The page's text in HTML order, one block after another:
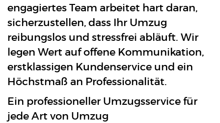
engagiertes Team arbeitet hart daran,
sicherzustellen, dass Ihr Umzug
reibungslos und stressfrei abläuft. Wir
legen Wert auf offene Kommunikation,
erstklassigen Kundenservice und ein
Höchstmaß an Professionalität.
Ein professioneller Umzugsservice für
jede Art von Umzug